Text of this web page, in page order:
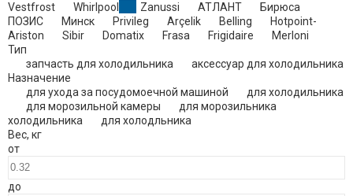
Vestfrost
Whirlpool Zanussi АТЛАНТ
Бирюса
ПОЗИС
Минск Privileg Arçelik Belling
Hotpoint-
Ariston
Sibir Domatix Frasa Frigidaire
Merloni
Тип
запчасть для холодильника
аксессуар для холодильника
Назначение
для ухода за посудомоечной машиной
для холодильника
для морозильной камеры
для морозильника
холодильника
для холодльника
Вес, кг
от
до